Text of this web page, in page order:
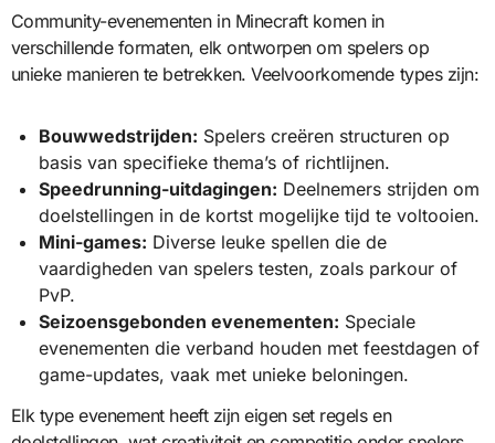
Community-evenementen in Minecraft komen in
verschillende formaten, elk ontworpen om spelers op
unieke manieren te betrekken. Veelvoorkomende types zijn:
Bouwwedstrijden: Spelers creëren structuren op
basis van specifieke thema’s of richtlijnen.
Speedrunning-uitdagingen: Deelnemers strijden om
doelstellingen in de kortst mogelijke tijd te voltooien.
Mini-games: Diverse leuke spellen die de
vaardigheden van spelers testen, zoals parkour of
PvP.
Seizoensgebonden evenementen: Speciale
evenementen die verband houden met feestdagen of
game-updates, vaak met unieke beloningen.
Elk type evenement heeft zijn eigen set regels en